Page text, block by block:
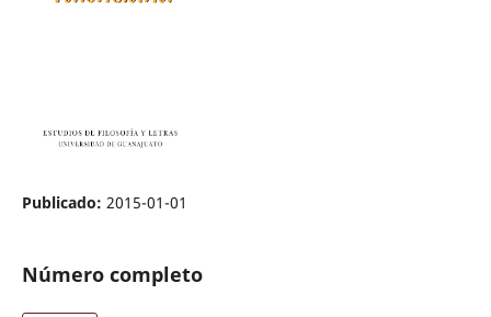
Publicado: 2015-01-01
Número completo